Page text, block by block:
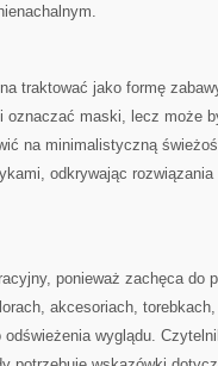
traktować jako formę
oznaczać maski, lecz może
na minimalistyczną
odkrywając rozwiązania
ponieważ zachęca do
akcesoriach,
wyglądu.